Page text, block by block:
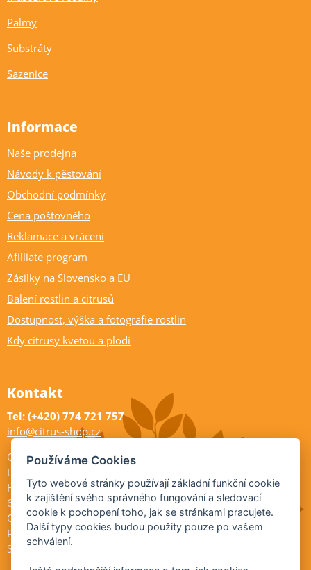
Palmy
Substráty
Sazenice
Informace
Naše prodejna
Návody k pěstování
Obchodní podmínky
Cena poštovného
Reklamace a vrácení
Afilliate program
Zásilky na Slovensko a EU
Balení rostlin a citrusů
Dostupnost, výška a fotografie rostlin
Kdy citrusy kvetou a plodí
Kontakt
Tel: (+420) 774 721 757
info@citrus-shop.cz
Citrus shop zahradnictví
Legionářů 2
Hodonín
695 01
Otevřeno:
Po-Pá 9-17
So 9-11:30
Používáme Cookies
Tyto webové stránky používají základní funkční cookie
k zajištění svého správného fungování a sledovací
cookie k pochopení toho, jak se stránkami pracujete.
Další typy cookies budou použity pouze po vašem
schválení.